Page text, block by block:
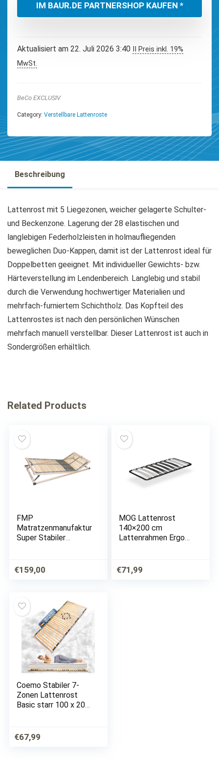
IM BAUR.DE PARTNERSHOP KAUFEN *
Aktualisiert am 22. Juli 2026 3:40
II Preis inkl. 19%
MwSt.
BeCo EXCLUSIV
Category: Verstellbare Lattenroste
Beschreibung
Lattenrost mit 5 Liegezonen, weicher gelagerte Schulter-
und Beckenzone. Lagerung der 28 elastischen und
langlebigen Federholzleisten in holmaufliegenden
beweglichen Duo-Kappen, damit ist der Lattenrost ideal für
Doppelbetten geeignet. Mit individueller Gewichts- bzw.
Härteverstellung im Lendenbereich. Langlebig und stabil
durch die Verwendung hochwertiger Materialien und
mehrfach-furniertem Schichtholz. Das Kopfteil des
Lattenrostes ist nach den persönlichen Wünschen
mehrfach manuell verstellbar. Dieser Lattenrost ist auch in
Sondergrößen erhältlich.
Related Products
FMP
Matratzenmanufaktur
Super Stabiler
VERSTELLBAR
Querholme 100%
€159,00
MOG Lattenrost
140×200 cm
Lattenrahmen Ergo
€71,99
Coemo Stabiler 7-
Zonen Lattenrost
Basic starr 100 x 200
Kappen
€67,99